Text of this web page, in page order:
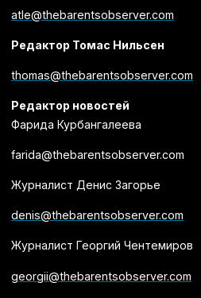
atle@thebarentsobserver.com
Редактор Томас Нильсен
thomas@thebarentsobserver.com
Редактор новостей
Фарида Курбангалеева
farida@thebarentsobserver.com
Журналист Денис Загорье
denis@thebarentsobserver.com
Журналист Георгий Чентемиров
georgii@thebarentsobserver.com